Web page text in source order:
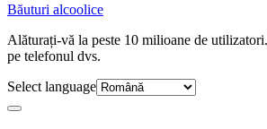
Băuturi alcoolice
Alăturați-vă la peste 10 milioane de
pe telefonul dvs.
Select language